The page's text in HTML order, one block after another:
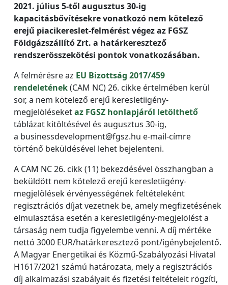
2021. július 5-től augusztus 30-ig
kapacitásbővítésekre vonatkozó nem kötelező
erejű piacikereslet-felmérést végez az FGSZ
Földgázszállító Zrt. a határkeresztező
rendszerösszekötési pontok vonatkozásában.
A felmérésre az EU Bizottság 2017/459
rendeletének(CAM NC) 26. cikke értelmében kerül
sor, a nem kötelező erejű keresletiigény-
megjelöléseketaz FGSZ honlapjáról letölthető
táblázat kitöltésével és augusztus 30-ig,
a businessdevelopment@fgsz.hu e-mail-címre
történő beküldésével lehet bejelenteni.
A CAM NC 26. cikk (11) bekezdésével összhangban a
beküldött nem kötelező erejű keresletiigény-
megjelölések érvényességének feltételeként
regisztrációs díjat vezetnek be, amely megfizetésének
elmulasztása esetén a keresletiigény-megjelölést a
társaság nem tudja figyelembe venni. A díj mértéke
nettó 3000 EUR/határkeresztező pont/igénybejelentő.
A Magyar Energetikai és Közmű-Szabályozási Hivatal
H1617/2021 számú határozata, mely a regisztrációs
díj alkalmazási szabályait és fizetési feltételeit rögzíti,